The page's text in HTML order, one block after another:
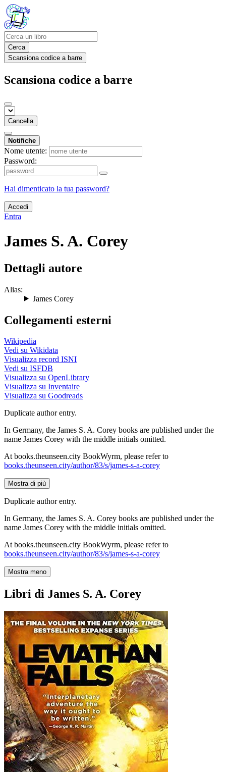
Cerca
Scansiona codice a barre
Scansiona codice a barre
Cancella
Notifiche
Nome utente:
Password:
Hai dimenticato la tua password?
Accedi
Entra
James S. A. Corey
Dettagli autore
Alias:
James Corey
Collegamenti esterni
Wikipedia
Vedi su Wikidata
Visualizza record ISNI
Vedi su ISFDB
Visualizza su OpenLibrary
Visualizza su Inventaire
Visualizza su Goodreads
Duplicate author entry.
In Germany, the James S. A. Corey books are published under the
name James Corey with the middle initials omitted.
At books.theunseen.city BookWyrm, please refer to
books.theunseen.city/author/83/s/james-s-a-corey
Mostra di più
Duplicate author entry.
In Germany, the James S. A. Corey books are published under the
name James Corey with the middle initials omitted.
At books.theunseen.city BookWyrm, please refer to
books.theunseen.city/author/83/s/james-s-a-corey
Mostra meno
Libri di James S. A. Corey